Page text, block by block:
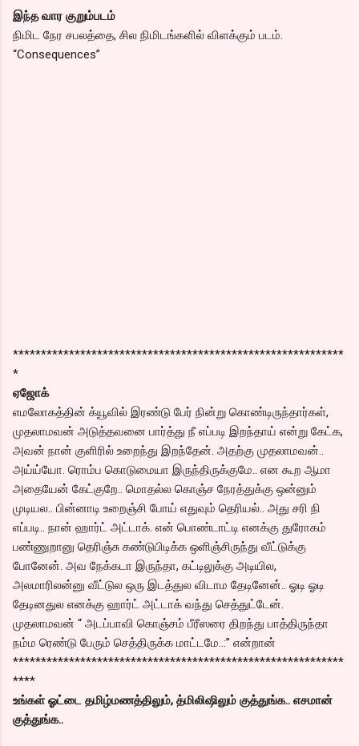
இந்த வார குறும்படம்
நிமிட நேர சபலத்தை, சில நிமிடங்களில் விளக்கும் படம்.
“Consequences”
***********************************************************
*
ஏஜோக்
எமலோகத்தின் க்யூவில் இரண்டு பேர் நின்று கொண்டிருந்தார்கள்,
முதலாமவன் அடுத்தவனை பார்த்து நீ எப்படி இறந்தாய் என்று கேட்க,
அவன் நான் குளிரில் உறைந்து இறந்தேன். அதற்கு முதலாமவன்..
அய்ய்யோ. ரொம்ப கொடுமையா இருந்திருக்குமே.. என கூற ஆமா
அதையேன் கேட்குறே.. மொதல்ல கொஞ்ச நேரத்துக்கு ஒன்னும்
முடியல.. பின்னாடி உறைஞ்சி போய் எதுவும் தெரியல்.. அது சரி நி
எப்படி.. நான் ஹார்ட் அட்டாக். என் பொண்டாட்டி எனக்கு துரோகம்
பண்ணுறானு தெரிஞ்சு கண்டுபிடிக்க ஒளிஞ்சிருந்து வீட்டுக்கு
போனேன். அவ நேக்கடா இருந்தா, கட்டிலுக்கு அடியில,
அலமாரிலன்னு வீட்டுல ஒரு இடத்துல விடாம தேடினேன்.. ஓடி ஓடி
தேடினதுல எனக்கு ஹார்ட் அட்டாக் வந்து செத்துட்டேன்.
முதலாமவன் “ அடப்பாவி கொஞ்சம் பீரீஸரை திறந்து பாத்திருந்தா
நம்ம ரெண்டு பேரும் செத்திருக்க மாட்டமே..:” என்றான்
***********************************************************
****
உங்கள் ஓட்டை தமிழ்மணத்திலும், த்மிலிஷிலும் குத்துங்க.. எசமான்
குத்துங்க..